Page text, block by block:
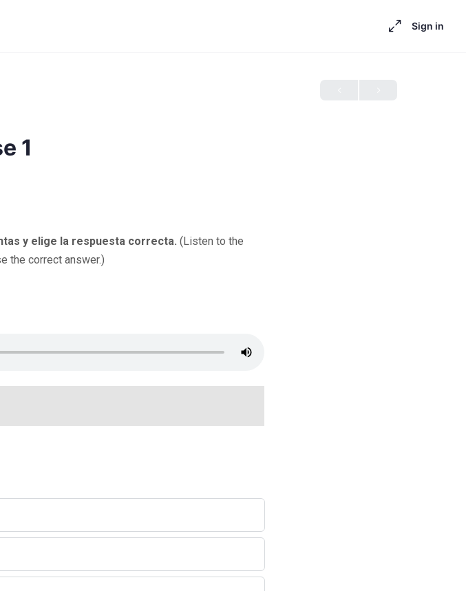
Sign in
1
y elige la respuesta correcta. (Listen to the
the correct answer.)